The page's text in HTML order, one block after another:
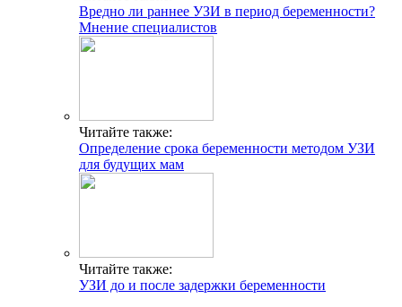
Вредно ли раннее УЗИ в период беременности?
Мнение специалистов
Читайте также:
Определение срока беременности методом УЗИ
для будущих мам
Читайте также:
УЗИ до и после задержки беременности